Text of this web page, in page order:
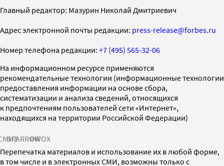
Главный редактор: Мазурин Николай Дмитриевич
Адрес электронной почты редакции: press-release@forbes.ru
Номер телефона редакции: +7 (495) 565-32-06
На информационном ресурсе применяются
рекомендательные технологии (информационные технологии
предоставления информации на основе сбора,
систематизации и анализа сведений, относящихся
к предпочтениям пользователей сети «Интернет»,
находящихся на территории Российской Федерации)
SPARROWINFOX
Перепечатка материалов и использование их в любой форме,
в том числе и в электронных СМИ, возможны только с